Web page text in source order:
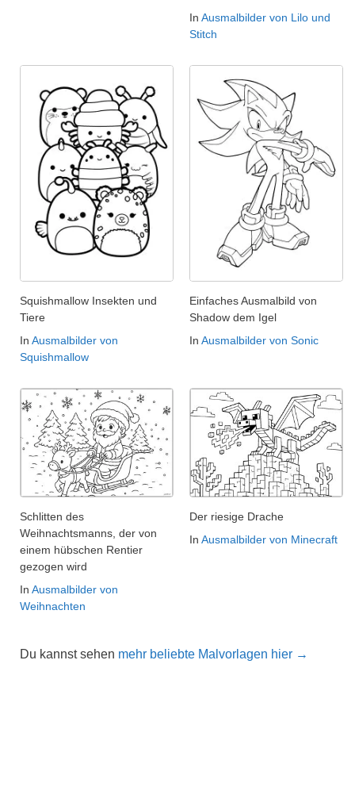
In Ausmalbilder von Lilo und
Stitch
Squishmallow Insekten und
Tiere
In Ausmalbilder von
Squishmallow
Einfaches Ausmalbild von
Shadow dem Igel
In Ausmalbilder von Sonic
Schlitten des
Weihnachtsmanns, der von
einem hübschen Rentier
gezogen wird
In Ausmalbilder von
Weihnachten
Der riesige Drache
In Ausmalbilder von Minecraft
Du kannst sehen mehr beliebte Malvorlagen hier →